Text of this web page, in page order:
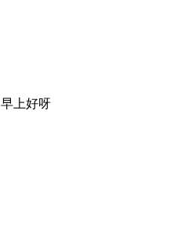
早上好呀